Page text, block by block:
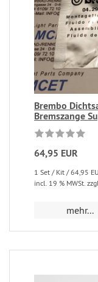
Brembo
Bremszange
64,95 EUR
1 Set / Kit / 64,95
incl. 19 % MWSt.
mehr...